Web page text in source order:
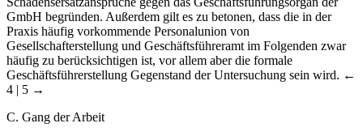
GmbH begründen. Außerdem gilt es zu betonen, dass die in der
Praxis häufig vorkommende Personalunion von
Gesellschafterstellung und Geschäftsführeramt im Folgenden zwar
häufig zu berücksichtigen ist, vor allem aber die formale
Geschäftsführerstellung Gegenstand der Untersuchung sein wird. ←
4 | 5 →
C. Gang der Arbeit